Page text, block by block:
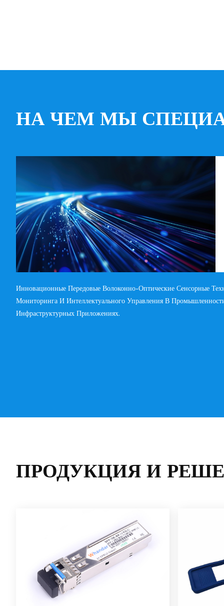
НА ЧЕМ МЫ
Инновационные Передовые Волоконно-Оптические Сенсорные
Мониторинга И Интеллектуального Управления В
Инфраструктурных Приложениях.
ПРОДУКЦИЯ И